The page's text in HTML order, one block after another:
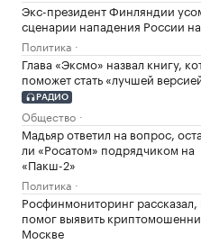
Экс-президент Финляндии
сценарии нападения России
Политика
Глава «Эксмо» назвал книгу,
поможет стать «лучшей
РАДИО
Общество
Мадьяр ответил на вопрос,
ли «Росатом» подрядчиком на
«Пакш-2»
Политика
Росфинмониторинг рассказал,
помог выявить
Москве